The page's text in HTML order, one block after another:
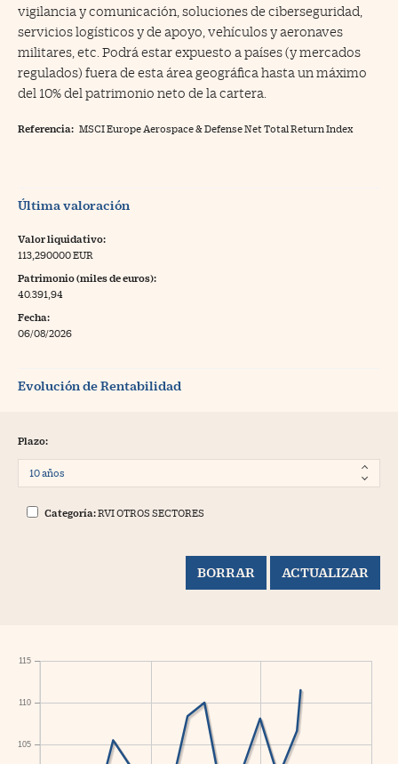
vigilancia y comunicación, soluciones de ciberseguridad,
servicios logísticos y de apoyo, vehículos y aeronaves
militares, etc. Podrá estar expuesto a países (y mercados
regulados) fuera de esta área geográfica hasta un máximo
del 10% del patrimonio neto de la cartera.
Referencia: MSCI Europe Aerospace & Defense Net Total Return Index
Última valoración
Valor liquidativo:
113,290000 EUR
Patrimonio (miles de euros):
40.391,94
Fecha:
06/08/2026
Evolución de Rentabilidad
Plazo:
Categoría:RVI OTROS SECTORES
105
110
115